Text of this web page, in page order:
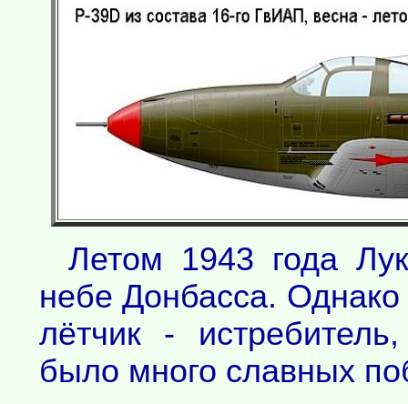
Летом 1943 года
небе Донбасса.
лётчик -
было много славных